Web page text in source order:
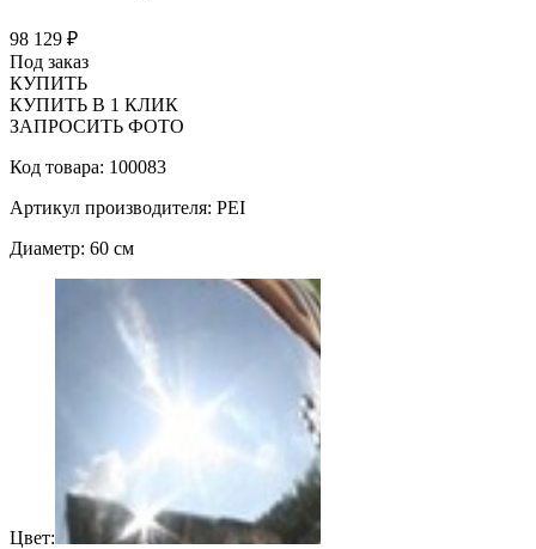
98 129 ₽
Под заказ
КУПИТЬ
КУПИТЬ В 1 КЛИК
ЗАПРОСИТЬ ФОТО
Код товара: 100083
Артикул производителя: PEI
Диаметр: 60 см
Цвет: